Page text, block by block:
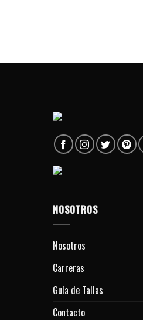
NOSOTROS
Nosotros
Carreras
Guía de Tallas
Contacto